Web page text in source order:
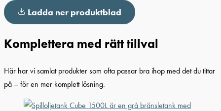
Ladda ner produktblad
Komplettera med rätt tillval
Här har vi samlat produkter som ofta passar bra ihop med det du tittar
på – för en mer komplett lösning.